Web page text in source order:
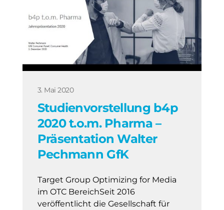
3. Mai 2020
Studienvorstellung b4p
2020 t.o.m. Pharma –
Präsentation Walter
Pechmann GfK
Target Group Optimizing for Media
im OTC BereichSeit 2016
veröffentlicht die Gesellschaft für